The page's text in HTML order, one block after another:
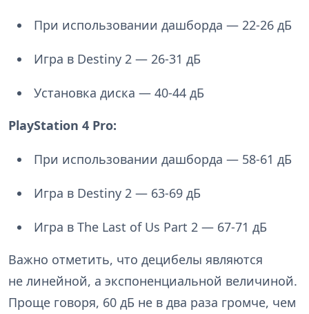
При использовании дашборда — 22-26 дБ
Игра в Destiny 2 — 26-31 дБ
Установка диска — 40-44 дБ
PlayStation 4 Pro:
При использовании дашборда — 58-61 дБ
Игра в Destiny 2 — 63-69 дБ
Игра в The Last of Us Part 2 — 67-71 дБ
Важно отметить, что децибелы являются
не линейной, а экспоненциальной величиной.
Проще говоря, 60 дБ не в два раза громче, чем